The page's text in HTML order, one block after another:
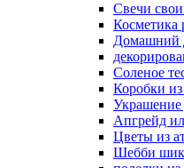
Свечи
Косметика
Домашний
Соленое
Коробки
Украшение
Апгрейд
Цветы из
Шебби шик